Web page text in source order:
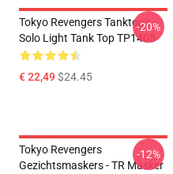
Tokyo Revengers Tanktops -
Solo Light Tank Top TP1405
€ 22,49$24.45
-20%
Tokyo Revengers
Gezichtsmaskers - TR Masker
-12%